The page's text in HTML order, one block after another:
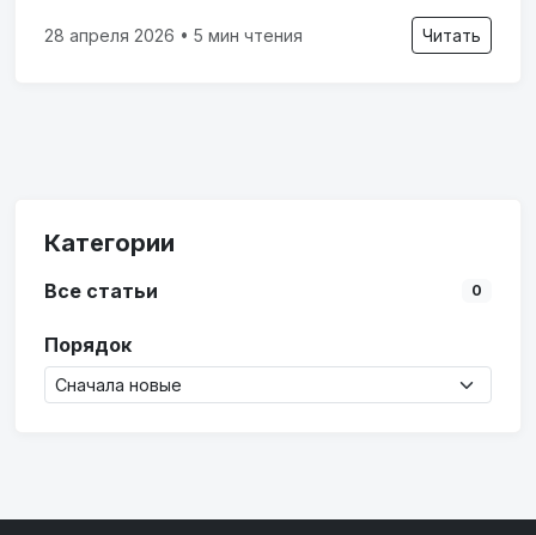
28 апреля 2026 • 5 мин чтения Читать
Категории
Все статьи 0
Порядок